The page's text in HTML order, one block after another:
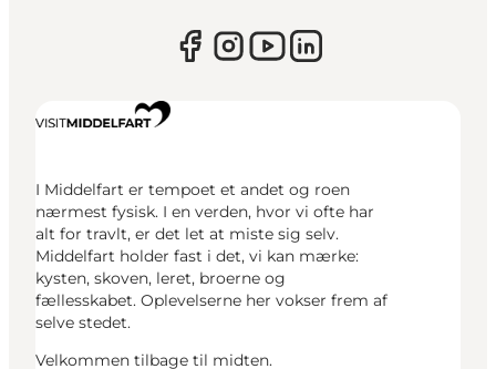
I Middelfart er tempoet et andet og roen
nærmest fysisk. I en verden, hvor vi ofte har
alt for travlt, er det let at miste sig selv.
Middelfart holder fast i det, vi kan mærke:
kysten, skoven, leret, broerne og
fællesskabet. Oplevelserne her vokser frem af
selve stedet.
Velkommen tilbage til midten.